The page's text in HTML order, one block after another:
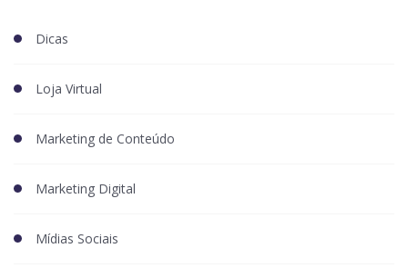
Dicas
Loja Virtual
Marketing de Conteúdo
Marketing Digital
Mídias Sociais